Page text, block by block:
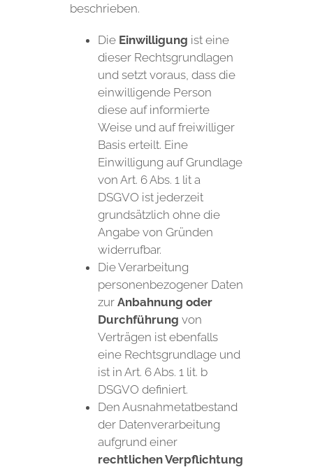
beschrieben.
Die Einwilligung ist eine
dieser Rechtsgrundlagen
und setzt voraus, dass die
einwilligende Person
diese auf informierte
Weise und auf freiwilliger
Basis erteilt. Eine
Einwilligung auf Grundlage
von Art. 6 Abs. 1 lit a
DSGVO ist jederzeit
grundsätzlich ohne die
Angabe von Gründen
widerrufbar.
Die Verarbeitung
personenbezogener Daten
zur Anbahnung oder
Durchführung von
Verträgen ist ebenfalls
eine Rechtsgrundlage und
ist in Art. 6 Abs. 1 lit. b
DSGVO definiert.
Den Ausnahmetatbestand
der Datenverarbeitung
aufgrund einer
rechtlichen Verpflichtung